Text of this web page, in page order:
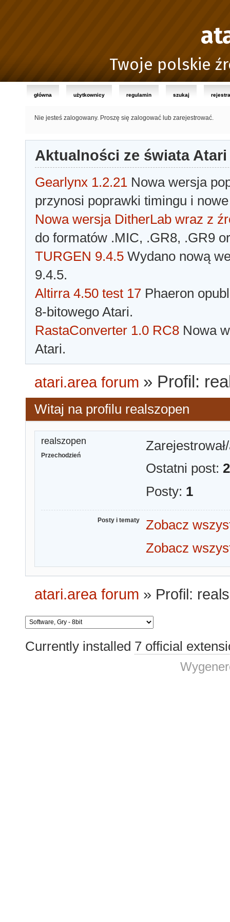
Twoje polskie
główna użytkownicy regulamin szukaj
Nie jesteś zalogowany. Proszę się zalogować lub zarejestrować.
Aktualności ze świata Atari
Gearlynx 1.2.21 Nowa wersja
przynosi poprawki timingu i
Nowa wersja DitherLab wraz z
do formatów .MIC, .GR8, .GR9
TURGEN 9.4.5 Wydano nową
9.4.5.
Altirra 4.50 test 17 Phaeron
8-bitowego Atari.
RastaConverter 1.0 RC8 Nowa
Atari.
atari.area forum » Profil:
Witaj na profilu realszopen
realszopen
Przechodzień
Ostatni post:
Posty: 1
Posty i tematy
Zobacz
Zobacz
atari.area forum » Profil:
Currently installed 7 official